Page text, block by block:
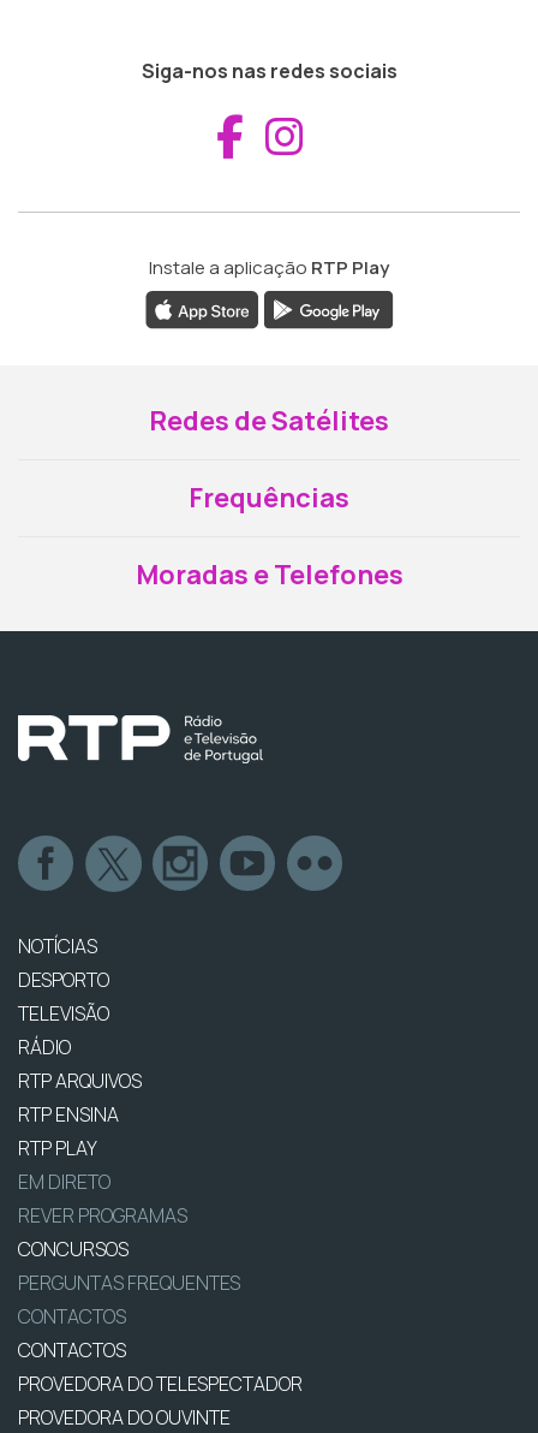
Siga-nos nas redes sociais
Aceder ao
Instale a aplicação RTP Play
Redes de Satélites
Frequências
Moradas e Telefones
NOTÍCIAS
DESPORTO
TELEVISÃO
RÁDIO
RTP ARQUIVOS
RTP ENSINA
RTP PLAY
EM DIRETO
REVER PROGRAMAS
CONCURSOS
PERGUNTAS FREQUENTES
CONTACTOS
CONTACTOS
PROVEDORA DO TELESPECTADOR
PROVEDORA DO OUVINTE